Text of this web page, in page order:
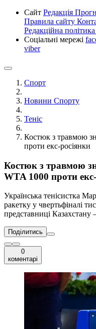
Сайт Редакція
Правила сайту
Редакційна політика
Соціальні мережі
viber
Спорт
Новини Спорту
Теніс
Костюк з травмою
проти екс-росіянки
Костюк з травмою
WTA 1000 проти
Українська тенісистка
ракетку у чвертьфіналі
представниці Казахстану
Поділитись
0
коментарі